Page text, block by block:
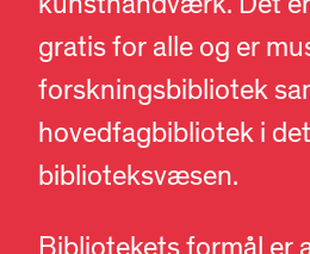
gratis for alle og er
forskningsbibliotek
hovedfagbibliotek i
biblioteksvæsen.